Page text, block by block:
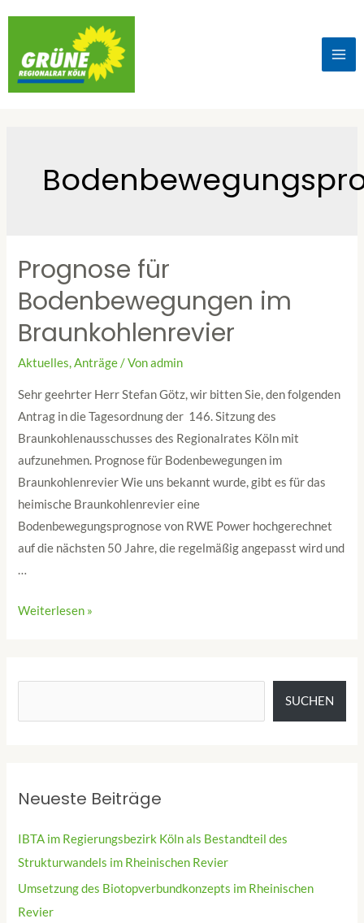
Prognose für
Bodenbewegungen im
Braunkohlenrevier
Aktuelles,Anträge/ Vonadmin
Sehr geehrter Herr Stefan Götz, wir bitten Sie, den folgenden
Antrag in die Tagesordnung der 146. Sitzung des
Braunkohlenausschusses des Regionalrates Köln mit
aufzunehmen. Prognose für Bodenbewegungen im
Braunkohlenrevier Wie uns bekannt wurde, gibt es für das
heimische Braunkohlenrevier eine
Bodenbewegungsprognose von RWE Power hochgerechnet
auf die nächsten 50 Jahre, die regelmäßig angepasst wird und
…
Weiterlesen »
SUCHEN
Neueste Beiträge
IBTA im Regierungsbezirk Köln als Bestandteil des
Strukturwandels im Rheinischen Revier
Umsetzung des Biotopverbundkonzepts im Rheinischen
Revier